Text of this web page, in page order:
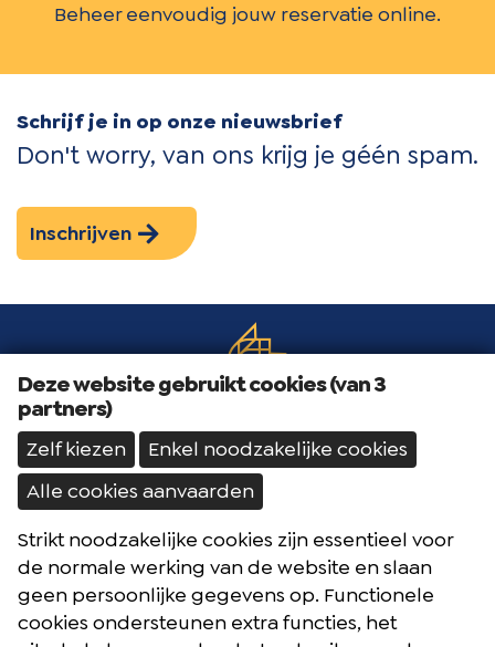
Beheer eenvoudig jouw reservatie online.
Schrijf je in op onze nieuwsbrief
Don't worry, van ons krijg je géén spam.
Inschrijven
Brochures
Reisblog
Algemene voorwaarden
Deze website gebruikt cookies (van 3
partners)
Zelf kiezen
Enkel noodzakelijke cookies
Alle cookies aanvaarden
Strikt noodzakelijke cookies zijn essentieel voor
de normale werking van de website en slaan
geen persoonlijke gegevens op. Functionele
cookies ondersteunen extra functies, het